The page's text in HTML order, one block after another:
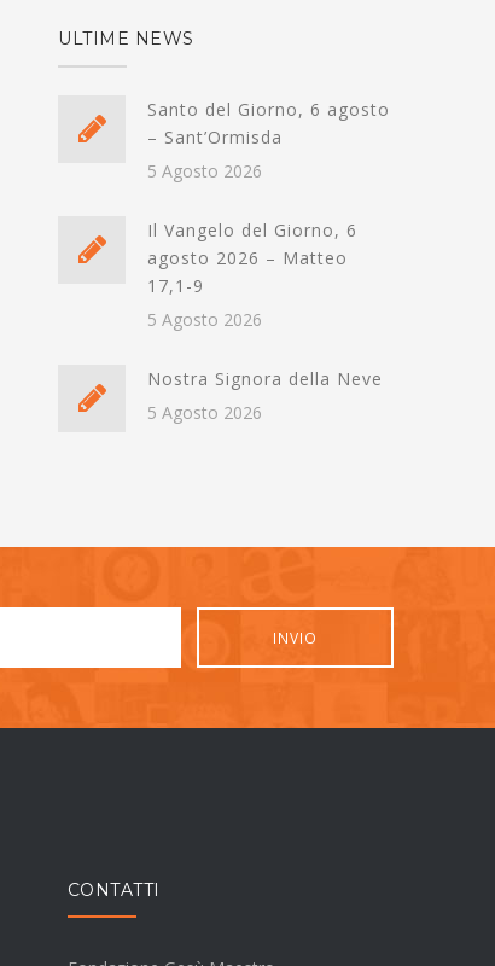
ULTIME NEWS
Santo del Giorno, 6 agosto
– Sant’Ormisda
5 Agosto 2026
Il Vangelo del Giorno, 6
agosto 2026 – Matteo
17,1-9
5 Agosto 2026
Nostra Signora della Neve
5 Agosto 2026
CONTATTI